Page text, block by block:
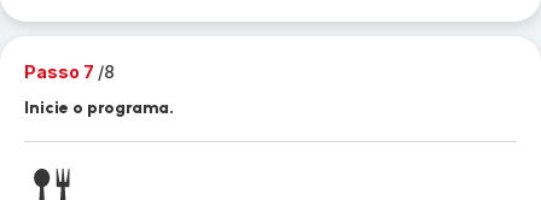
Passo 7 /8
Inicie o programa.